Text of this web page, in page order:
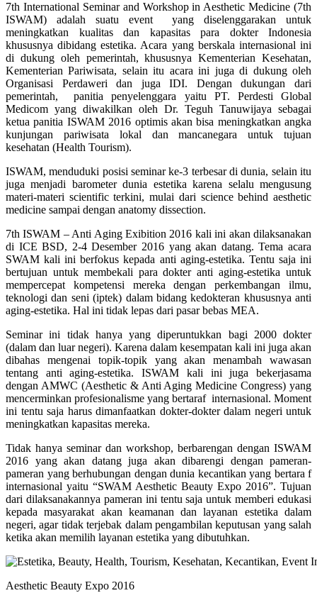
7th International Seminar and Workshop in Aesthetic Medicine (7th
ISWAM) adalah suatu event yang diselenggarakan untuk
meningkatkan kualitas dan kapasitas para dokter Indonesia
khususnya dibidang estetika. Acara yang berskala internasional ini
di dukung oleh pemerintah, khususnya Kementerian Kesehatan,
Kementerian Pariwisata, selain itu acara ini juga di dukung oleh
Organisasi Perdaweri dan juga IDI. Dengan dukungan dari
pemerintah, panitia penyelenggara yaitu PT. Perdesti Global
Medicom yang diwakilkan oleh Dr. Teguh Tanuwijaya sebagai
ketua panitia ISWAM 2016 optimis akan bisa meningkatkan angka
kunjungan pariwisata lokal dan mancanegara untuk tujuan
kesehatan (Health Tourism).
ISWAM, menduduki posisi seminar ke-3 terbesar di dunia, selain itu
juga menjadi barometer dunia estetika karena selalu mengusung
materi-materi scientific terkini, mulai dari science behind aesthetic
medicine sampai dengan anatomy dissection.
7th ISWAM – Anti Aging Exibition 2016 kali ini akan dilaksanakan
di ICE BSD, 2-4 Desember 2016 yang akan datang. Tema acara
SWAM kali ini berfokus kepada anti aging-estetika. Tentu saja ini
bertujuan untuk membekali para dokter anti aging-estetika untuk
mempercepat kompetensi mereka dengan perkembangan ilmu,
teknologi dan seni (iptek) dalam bidang kedokteran khususnya anti
aging-estetika. Hal ini tidak lepas dari pasar bebas MEA.
Seminar ini tidak hanya yang diperuntukkan bagi 2000 dokter
(dalam dan luar negeri). Karena dalam kesempatan kali ini juga akan
dibahas mengenai topik-topik yang akan menambah wawasan
tentang anti aging-estetika. ISWAM kali ini juga bekerjasama
dengan AMWC (Aesthetic & Anti Aging Medicine Congress) yang
mencerminkan profesionalisme yang bertaraf internasional. Moment
ini tentu saja harus dimanfaatkan dokter-dokter dalam negeri untuk
meningkatkan kapasitas mereka.
Tidak hanya seminar dan workshop, berbarengan dengan ISWAM
2016 yang akan datang juga akan dibarengi dengan pameran-
pameran yang berhubungan dengan dunia kecantikan yang bertara f
internasional yaitu “SWAM Aesthetic Beauty Expo 2016”. Tujuan
dari dilaksanakannya pameran ini tentu saja untuk memberi edukasi
kepada masyarakat akan keamanan dan layanan estetika dalam
negeri, agar tidak terjebak dalam pengambilan keputusan yang salah
ketika akan memilih layanan estetika yang dibutuhkan.
Aesthetic Beauty Expo 2016